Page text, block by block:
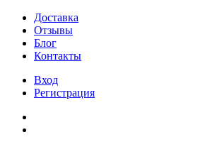
Доставка
Отзывы
Блог
Контакты
Вход
Регистрация